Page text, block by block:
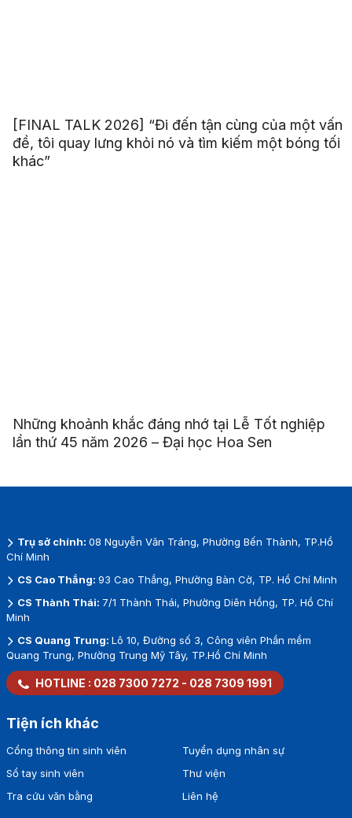
[FINAL TALK 2026] “Đi đến tận cùng của một vấn
đề, tôi quay lưng khỏi nó và tìm kiếm một bóng tối
khác”
Những khoảnh khắc đáng nhớ tại Lễ Tốt nghiệp
lần thứ 45 năm 2026 – Đại học Hoa Sen
Trụ sở chính: 08 Nguyễn Văn Tráng, Phường Bến Thành, TP.Hồ
Chí Minh
CS Cao Thắng: 93 Cao Thắng, Phường Bàn Cờ, TP. Hồ Chí Minh
CS Thành Thái: 7/1 Thành Thái, Phường Diên Hồng, TP. Hồ Chí
Minh
CS Quang Trung: Lô 10, Đường số 3, Công viên Phần mềm
Quang Trung, Phường Trung Mỹ Tây, TP.Hồ Chí Minh
HOTLINE : 028 7300 7272 - 028 7309 1991
Tiện ích khác
Cổng thông tin sinh viên
Sổ tay sinh viên
Tra cứu văn bằng
Tuyển dụng nhân sự
Thư viện
Liên hệ